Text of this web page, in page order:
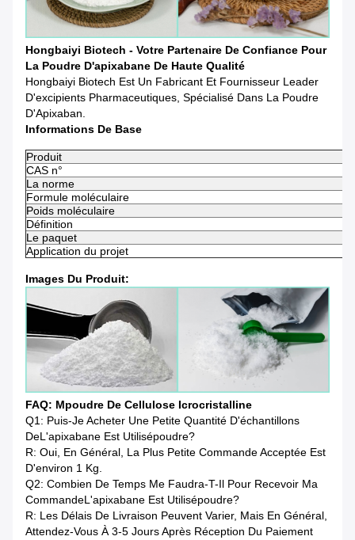
Hongbaiyi Biotech - Votre Partenaire De Confiance Pour
La Poudre D'apixabane De Haute Qualité
Hongbaiyi Biotech Est Un Fabricant Et Fournisseur Leader
D'excipients Pharmaceutiques, Spécialisé Dans La Poudre
D'Apixaban.
Informations De Base
Produit
CAS n°
La norme
Formule moléculaire
Poids moléculaire
Définition
Le paquet
Application du projet
Images Du Produit:
FAQ: MPoudre De Cellulose Icrocristalline
Q1: Puis-Je Acheter Une Petite Quantité D'échantillons
DeL'apixabane Est UtiliséPoudre?
R: Oui, En Général, La Plus Petite Commande Acceptée Est
D'environ 1 Kg.
Q2: Combien De Temps Me Faudra-T-Il Pour Recevoir Ma
CommandeL'apixabane Est UtiliséPoudre?
R: Les Délais De Livraison Peuvent Varier, Mais En Général,
Attendez-Vous À 3-5 Jours Après Réception Du Paiement